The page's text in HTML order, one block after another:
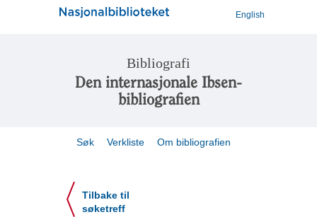
English
Bibliografi
Den internasjonale Ibsen-
bibliografien
Søk Verkliste Om bibliografien
Tilbake til
søketreff